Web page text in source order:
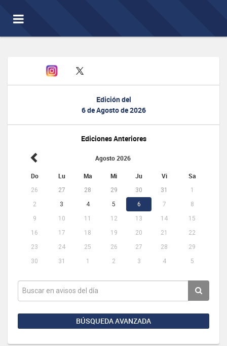
Toggle
navigation
Edición del
6 de Agosto de 2026
Ediciones Anteriores
Agosto 2026
Do Lu Ma Mi Ju Vi Sa
26 27 28 29 30 31
1
2
3 4 5 6 7
8
9
10 11 12 13 14
15
16
17 18 19 20 21
22
23
24 25 26 27 28
29
30
31 1 2 3 4 5
BÚSQUEDA AVANZADA